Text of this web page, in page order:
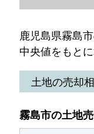
鹿児島県霧島
中央値をもと
土地の売却
霧島市の土地